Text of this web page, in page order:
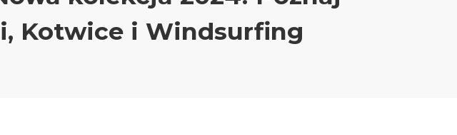
Kotwice i Windsurfing